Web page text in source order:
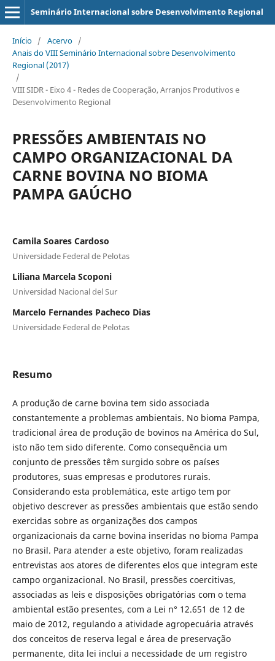
Seminário Internacional sobre Desenvolvimento Regional
Início / Acervo /
Anais do VIII Seminário Internacional sobre Desenvolvimento
Regional (2017)
/
VIII SIDR - Eixo 4 - Redes de Cooperação, Arranjos Produtivos e
Desenvolvimento Regional
PRESSÕES AMBIENTAIS NO
CAMPO ORGANIZACIONAL DA
CARNE BOVINA NO BIOMA
PAMPA GAÚCHO
Camila Soares Cardoso
Universidade Federal de Pelotas
Liliana Marcela Scoponi
Universidad Nacional del Sur
Marcelo Fernandes Pacheco Dias
Universidade Federal de Pelotas
Resumo
A produção de carne bovina tem sido associada
constantemente a problemas ambientais. No bioma Pampa,
tradicional área de produção de bovinos na América do Sul,
isto não tem sido diferente. Como consequência um
conjunto de pressões têm surgido sobre os países
produtores, suas empresas e produtores rurais.
Considerando esta problemática, este artigo tem por
objetivo descrever as pressões ambientais que estão sendo
exercidas sobre as organizações dos campos
organizacionais da carne bovina inseridas no bioma Pampa
no Brasil. Para atender a este objetivo, foram realizadas
entrevistas aos atores de diferentes elos que integram este
campo organizacional. No Brasil, pressões coercitivas,
associadas as leis e disposições obrigatórias com o tema
ambiental estão presentes, com a Lei n° 12.651 de 12 de
maio de 2012, regulando a atividade agropecuária através
dos conceitos de reserva legal e área de preservação
permanente, dita lei inclui a necessidade de um registro